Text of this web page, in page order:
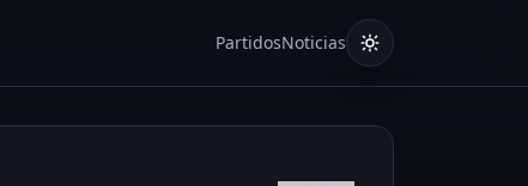
PartidosNoticias